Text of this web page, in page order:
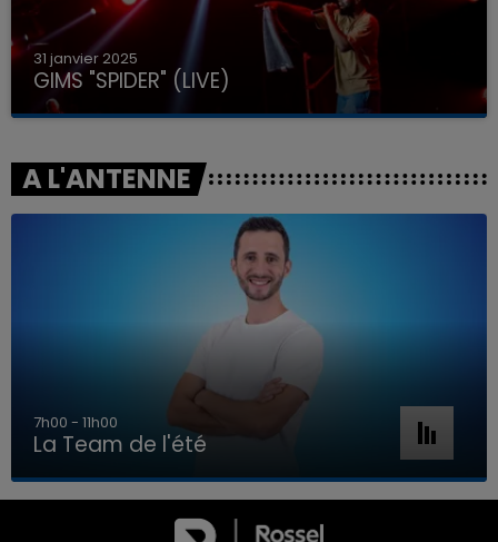
LA TEAM DE L'ÉTÉ
31 janvier 2025
GIMS "SPIDER" (LIVE)
A L'ANTENNE
7h00 - 11h00
La Team de l'été